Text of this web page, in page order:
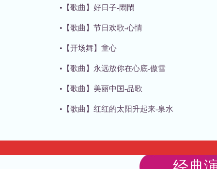
•【歌曲】好日子-閙閙
•【歌曲】节日欢歌-心情
•【开场舞】童心
•【歌曲】永远放你在心底-傲雪
•【歌曲】美丽中国-品歌
•【歌曲】红红的太阳升起来-泉水